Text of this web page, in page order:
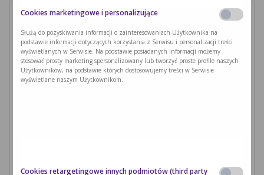
Zobacz również
PODUSZKI Z PAPIERU RYŻOWEGO Z
JACKFRUITEM I WARZYWAMI
Czytaj dalej >
Cookies marketingowe i personalizujące
Służą do pozyskiwania informacji o zainteresowaniach Użytkownika na
podstawie informacji dotyczących korzystania z Serwisu i personalizacji treści
wyświetlanych w Serwisie. Na podstawie posiadanych informacji możemy
stosować prosty marketing spersonalizowany lub tworzyć proste profile naszych
Użytkowników, na podstawie których dostosowujemy treści w Serwisie
wyświetlane naszym Użytkownikom.
Cookies retargetingowe innych podmiotów (third party